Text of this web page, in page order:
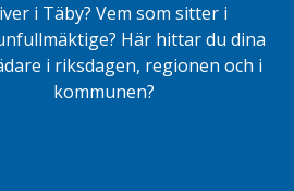
i Täby? Vem som sitter i
Här hittar du dina
i riksdagen, regionen och i
kommunen?